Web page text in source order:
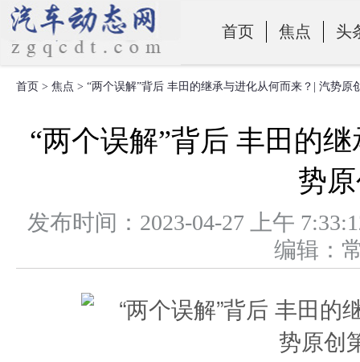
首页 焦点 头
零部件
首页 > 焦点 > “两个误解”背后 丰田的继承与进化从何而来？| 汽势原
“两个误解”背后 丰田的
势
发布时间：2023-04-27 上午
编辑